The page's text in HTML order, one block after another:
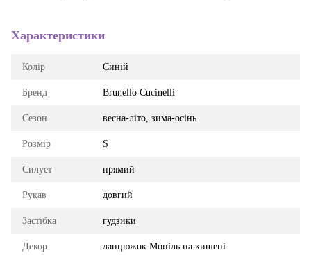
Характеристики
Колір Синій
Бренд Brunello Cucinelli
Сезон весна-літо, зима-осінь
Розмір S
Силует прямий
Рукав довгий
Застібка гудзики
Декор ланцюжок Моніль на кишені